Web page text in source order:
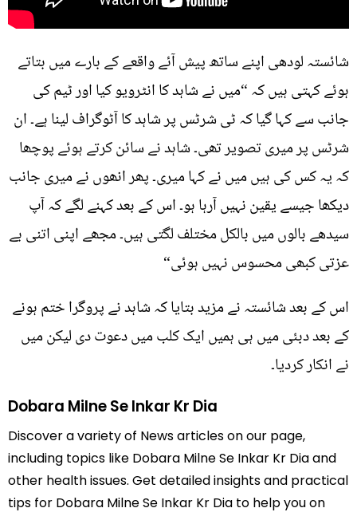
شائستہ لودھی اپنے ساتھ پیش آئے واقعے کے بارے میں بتاتے
ہوئے کہتی ہیں کہ “میں نے شاہد کا انٹرویو کیا اور ٹیم کی
جانب سے کہا گیا کہ ٹی شرٹس پر شاہد کا آٹوگراف لینا ہے۔ ان
شرٹس پر میری تصویر تھی۔ شاہد نے سائن کرتے ہوئے پوچھا
کہ یہ کس کی ہیں میں نے کہا میری۔ پھر انھوں نے میری جانب
دیکھا جیسے یقین نہیں آرہا ہو۔ اس کے بعد کہنے لگے کہ آپ
سیدھے بالوں میں بالکل مختلف لگتی ہیں۔ مجھے اپنی اتنی بے
عزتی کبھی محسوس نہیں ہوئی“
اس کے بعد شائستہ نے مزید بتایا کہ شاہد نے پروگرا ختم ہونے
کے بعد دبئی میں ہی ہمیں ایک کلب میں دعوت دی لیکن میں
نے انکار کردیا۔
Dobara Milne Se Inkar Kr Dia
Discover a variety of News articles on our page,
including topics like Dobara Milne Se Inkar Kr Dia and
other health issues. Get detailed insights and practical
tips for Dobara Milne Se Inkar Kr Dia to help you on